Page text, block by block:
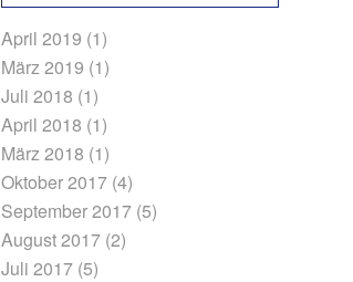
April 2019 (1)
März 2019 (1)
Juli 2018 (1)
April 2018 (1)
März 2018 (1)
Oktober 2017(4)
September 2017(5)
August 2017(2)
Juli 2017(5)